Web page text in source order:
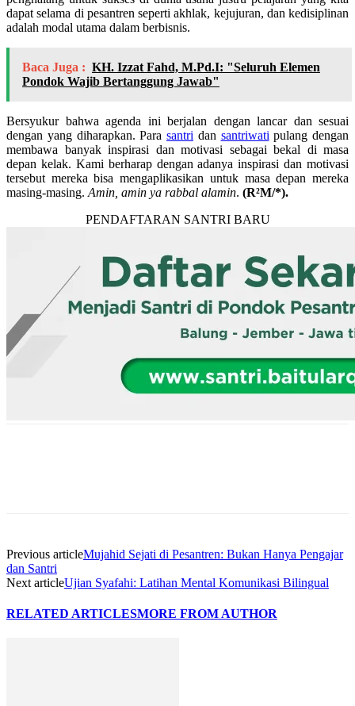
dapat selama di pesantren seperti akhlak, kejujuran, dan kedisiplinan
adalah modal utama dalam berbisnis.
Baca Juga : KH. Izzat Fahd, M.Pd.I: "Seluruh Elemen
Pondok Wajib Bertanggung Jawab"
Bersyukur bahwa agenda ini berjalan dengan lancar dan sesuai
dengan yang diharapkan. Para santri dan santriwati pulang dengan
membawa banyak inspirasi dan motivasi sebagai bekal di masa
depan kelak. Kami berharap dengan adanya inspirasi dan motivasi
tersebut mereka bisa mengaplikasikan untuk masa depan mereka
masing-masing. Amin, amin ya rabbal alamin. (R²M/*).
PENDAFTARAN SANTRI BARU
Previous articleMujahid Sejati di Pesantren: Bukan Hanya Pengajar
dan Santri
Next articleUjian Syafahi: Latihan Mental Komunikasi Bilingual
RELATED ARTICLESMORE FROM AUTHOR